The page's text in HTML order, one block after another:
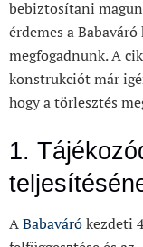
bebiztosítani
érdemes a
megfogadnunk. A
konstrukciót már
hogy a törlesztés
1.
ABabavárókezdeti